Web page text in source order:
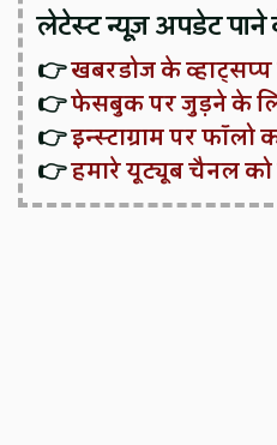
लेटेस्ट न्यूज़ अपडेट
👉खबरडोज के
👉फेसबुक पर जुड़ने के
👉इन्स्टाग्राम पर फॉलो
👉हमारे यूट्यूब चैनल